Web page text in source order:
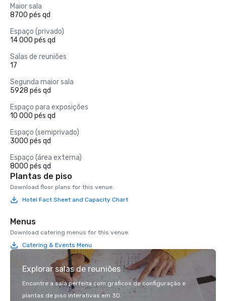
Maior sala
8700 pés qd
Espaço (privado)
14 000 pés qd
Salas de reuniões
17
Segunda maior sala
5928 pés qd
Espaço para exposições
10 000 pés qd
Espaço (semiprivado)
3000 pés qd
Espaço (área externa)
8000 pés qd
Plantas de piso
Download floor plans for this venue.
Hotel Fact Sheet and Capacity Chart
Menus
Download catering menus for this venue.
Catering & Events Menu
Explorar salas de reuniões
Encontre a sala perfeita com gráficos de configuração e
plantas de piso interativas em 3D.